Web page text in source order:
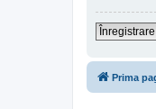
Înregistrare
Prima